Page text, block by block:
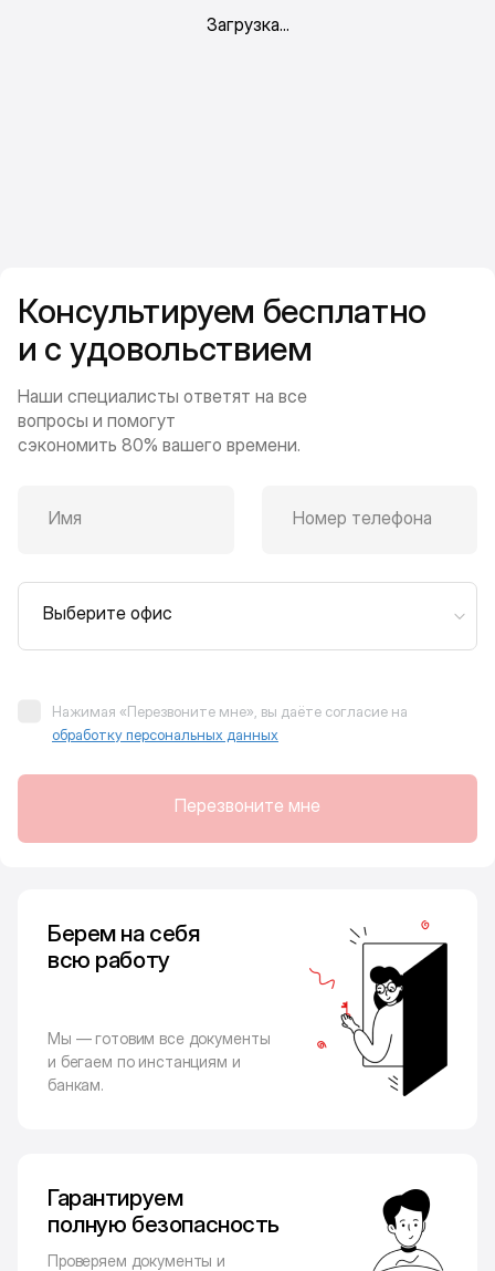
Консультируем бесплатно
и с удовольствием
Наши специалисты ответят на все
вопросы и помогут
сэкономить 80% вашего времени.
Имя Номер телефона
Выберите офис
Нажимая «Перезвоните мне», вы даёте согласие на
обработку персональных данных
Перезвоните мне
Берем на себя
всю работу
Мы — готовим все документы
и бегаем по инстанциям и
банкам.
Гарантируем
полную безопасность
Проверяем документы и